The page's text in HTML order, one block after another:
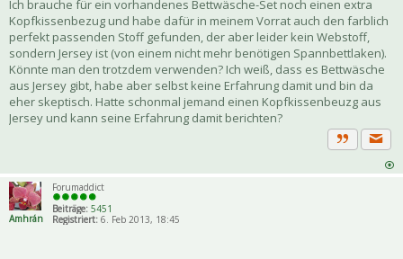
Ich brauche für ein vorhandenes Bettwäsche-Set noch einen extra
Kopfkissenbezug und habe dafür in meinem Vorrat auch den farblich
perfekt passenden Stoff gefunden, der aber leider kein Webstoff,
sondern Jersey ist (von einem nicht mehr benötigen Spannbettlaken).
Könnte man den trotzdem verwenden? Ich weiß, dass es Bettwäsche
aus Jersey gibt, habe aber selbst keine Erfahrung damit und bin da
eher skeptisch. Hatte schonmal jemand einen Kopfkissenbeuzg aus
Jersey und kann seine Erfahrung damit berichten?
Zitat
Amhrán
Forumaddict
Beiträge: 5451
Registriert: 6. Feb 2013, 18:45